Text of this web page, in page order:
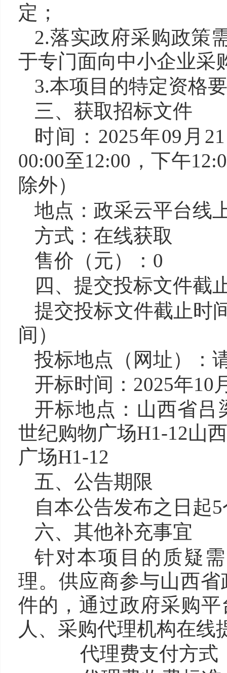
定；
2.落实政府采购政策
于专门面向中小企业采
3.本项目的特定资格
三、获取招标文件
时间：2025年09月
00:00至12:00，下午
除外）
地点：政采云平台线
方式：在线获取
售价（元）：0
四、提交投标文件截
提交投标文件截止时
间）
投标地点（网址）：
开标时间：2025年10
开标地点：山西省吕
世纪购物广场H1-12山
广场H1-12
五、公告期限
自本公告发布之日起
六、其他补充事宜
针对本项目的质疑
理。供应商参与山西
件的，通过政府采购
人、采购代理机构在
代理费支付方式